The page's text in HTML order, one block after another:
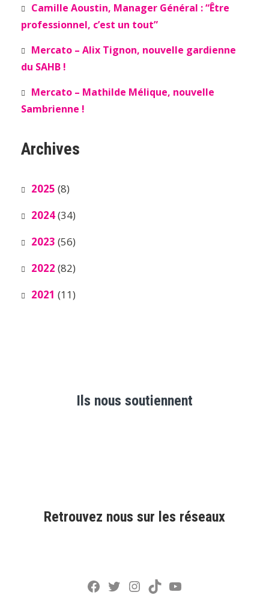
Camille Aoustin, Manager Général : “Être
professionnel, c’est un tout”
Mercato – Alix Tignon, nouvelle gardienne
du SAHB !
Mercato – Mathilde Mélique, nouvelle
Sambrienne !
Archives
2025 (8)
2024(34)
2023 (56)
2022 (82)
2021 (11)
Ils nous soutiennent
Retrouvez nous sur les réseaux
Facebook
Twitter
Instagram
TikTokYouTube